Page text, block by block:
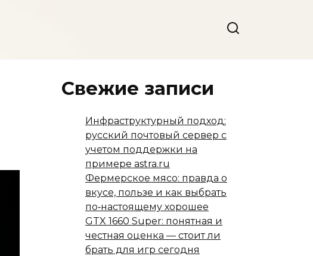
Свежие записи
Инфраструктурный подход:
русский почтовый сервер с
учетом поддержки на
примере astra.ru
Фермерское мясо: правда о
вкусе, пользе и как выбрать
по‑настоящему хорошее
GTX 1660 Super: понятная и
честная оценка — стоит ли
брать для игр сегодня